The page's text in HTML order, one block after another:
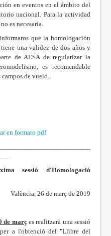
en eventos en el ámbito del
nacional. Para la actividad
es necesaria.
que la homologación
una validez de dos años y
de AESA de regularizar la
es recomendable
de vuelo.
en formato pdf
sessió d'Homologació
València, 26 de març de 2019
de marçes realitzarà una sessió
per a l'obtenció del "Llibre del